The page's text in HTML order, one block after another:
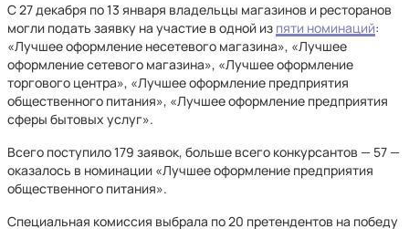
С 27 декабря по 13 января владельцы магазинов и ресторанов
могли подать заявку на участие в одной из пяти номинаций:
«Лучшее оформление несетевого магазина», «Лучшее
оформление сетевого магазина», «Лучшее оформление
торгового центра», «Лучшее оформление предприятия
общественного питания», «Лучшее оформление предприятия
сферы бытовых услуг».
Всего поступило 179 заявок, больше всего конкурсантов — 57 —
оказалось в номинации «Лучшее оформление предприятия
общественного питания».
Специальная комиссия выбрала по 20 претендентов на победу